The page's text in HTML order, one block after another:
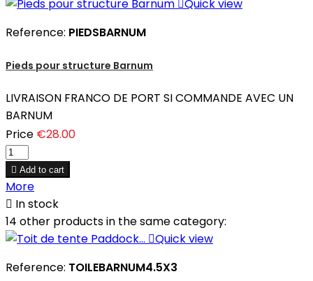
Quick view
Reference: PIEDSBARNUM
Pieds pour structure Barnum
LIVRAISON FRANCO DE PORT SI COMMANDE AVEC UN
BARNUM
Price €28.00
 Add to cart
More
 In stock
14 other products in the same category:
Quick view
Reference: TOILEBARNUM4.5X3